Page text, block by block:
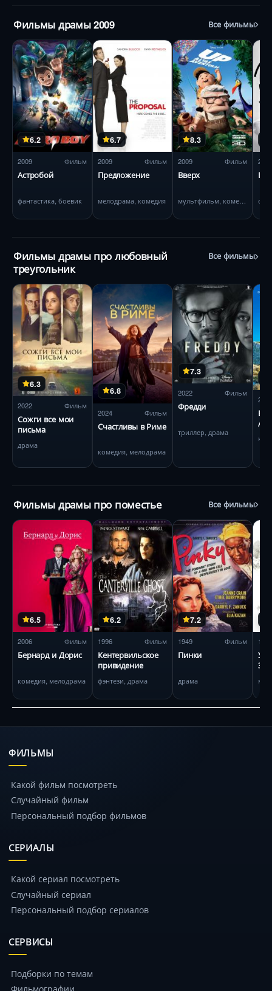
Фильмы драмы 2009 Все фильмы
6.2
2009 Фильм
Астробой
фантастика, боевик
6.7
2009 Фильм
Предложение
мелодрама, комедия
8.3
2009 Фильм
Вверх
2009
Фильмы драмы про любовный
треугольник
Все фильмы
6.3
2022 Фильм
Сожги все мои
письма
драма
6.8
2024 Фильм
Счастливы в Риме
комедия, мелодрама
7.3
2022 Фильм
Фредди
триллер, драма
2021
Фильмы драмы про поместье Все фильмы
6.5
2006 Фильм
Бернард и Дорис
комедия, мелодрама
6.2
1996 Фильм
Кентервильское
привидение
фэнтези, драма
7.2
1949 Фильм
Пинки
драма
1992
Энд
ФИЛЬМЫ
Какой фильм посмотреть
Случайный фильм
Персональный подбор фильмов
СЕРИАЛЫ
Какой сериал посмотреть
Случайный сериал
Персональный подбор сериалов
СЕРВИСЫ
Подборки по темам